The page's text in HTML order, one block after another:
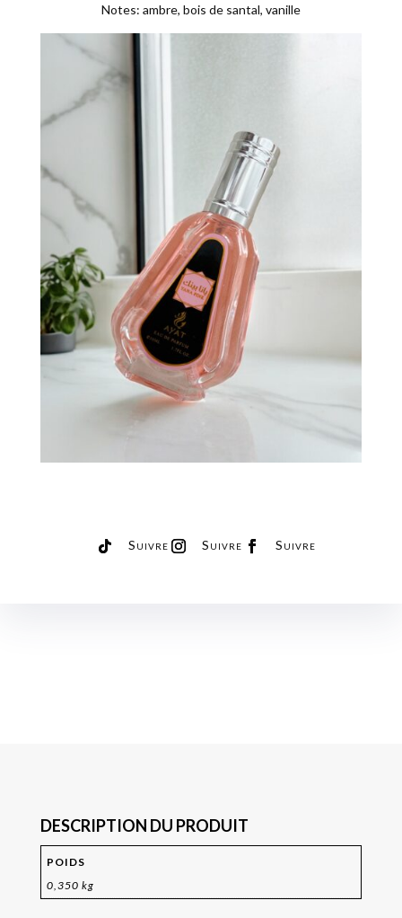
Notes: ambre, bois de santal, vanille
Suivre Suivre Suivre
DESCRIPTION DU PRODUIT
POIDS
0,350 kg